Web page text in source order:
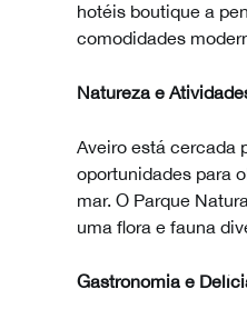
hotéis boutique a
comodidades
Natureza e
Aveiro está cercada
oportunidades para
mar. O Parque
uma flora e fauna
Gastronomia e